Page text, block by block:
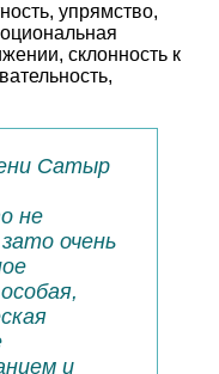
упрямство,
склонность к
Сатыр
не
очень
и